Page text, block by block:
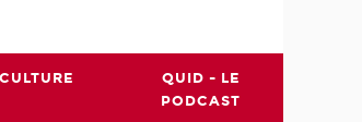
CULTURE
QUID - LE
PODCAST